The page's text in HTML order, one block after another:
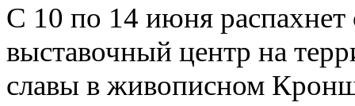
С 10 по 14 июня распахнет
выставочный центр на
славы в живописном